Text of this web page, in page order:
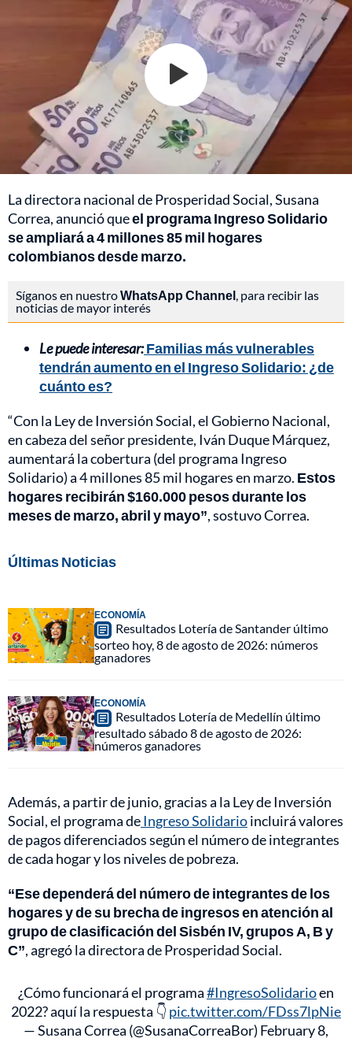
La directora nacional de Prosperidad Social, Susana
Correa, anunció queel programa Ingreso Solidario
se ampliará a 4 millones 85 mil hogares
colombianos desde marzo.
Síganos en nuestroWhatsApp Channel , para recibir las
noticias de mayor interés
Le puede interesar:Familias más vulnerables
tendrán aumento en el Ingreso Solidario: ¿de
cuánto es?
“Con la Ley de Inversión Social, el Gobierno Nacional,
en cabeza del señor presidente, Iván Duque Márquez,
aumentará la cobertura (del programa Ingreso
Solidario) a 4 millones 85 mil hogares en marzo. Estos
hogares recibirán $160.000 pesos durante los
meses de marzo, abril y mayo”, sostuvo Correa.
Últimas Noticias
ECONOMÍA
Resultados Lotería de Santander último
sorteo hoy, 8 de agosto de 2026: números
ganadores
ECONOMÍA
Resultados Lotería de Medellín último
resultado sábado 8 de agosto de 2026:
números ganadores
Además, a partir de junio, gracias a la Ley de Inversión
Social, el programa deIngreso Solidarioincluirá valores
de pagos diferenciados según el número de integrantes
de cada hogar y los niveles de pobreza.
“Ese dependerá del número de integrantes de los
hogares y de su brecha de ingresos en atención al
grupo de clasificación del Sisbén IV, grupos A, B y
C”, agregó la directora de Prosperidad Social.
¿Cómo funcionará el programa#IngresoSolidarioen
2022? aquí la respuesta 👇 pic.twitter.com/FDss7lpNie
— Susana Correa (@SusanaCorreaBor) February 8,